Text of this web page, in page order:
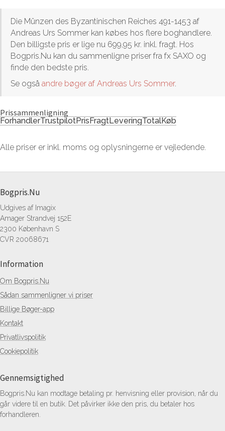
Die Münzen des Byzantinischen Reiches 491-1453 af
Andreas Urs Sommer kan købes hos flere boghandlere.
Den billigste pris er lige nu 699,95 kr. inkl. fragt. Hos
Bogpris.Nu kan du sammenligne priser fra fx SAXO og
finde den bedste pris.
Se også andre bøger af Andreas Urs Sommer.
Prissammenligning
ForhandlerTrustpilotPrisFragtLeveringTotalKøb
Alle priser er inkl. moms og oplysningerne er vejledende.
Bogpris.Nu
Udgives af Imagix
Amager Strandvej 152E
2300 København S
CVR 20068671
Information
Om Bogpris.Nu
Sådan sammenligner vi priser
Billige Bøger-app
Kontakt
Privatlivspolitik
Cookiepolitik
Gennemsigtighed
Bogpris.Nu kan modtage betaling pr. henvisning eller provision, når du
går videre til en butik. Det påvirker ikke den pris, du betaler hos
forhandleren.